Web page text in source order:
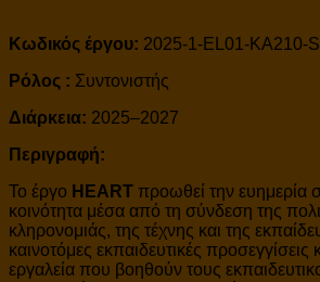
Κωδικός έργου: 2025-1-EL01-KA210-
Ρόλος : Συντονιστής
Διάρκεια: 2025–2027
Περιγραφή:
Το έργο HEART προωθεί την ευημερία
κοινότητα μέσα από τη σύνδεση της
κληρονομιάς, της τέχνης και της
καινοτόμες εκπαιδευτικές προσεγγίσεις
εργαλεία που βοηθούν τους